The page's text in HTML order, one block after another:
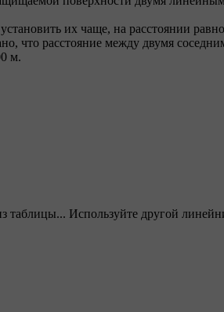
их чаще, на расстоянии
что расстояние между двумя
м.
таблицы... Используйте другой